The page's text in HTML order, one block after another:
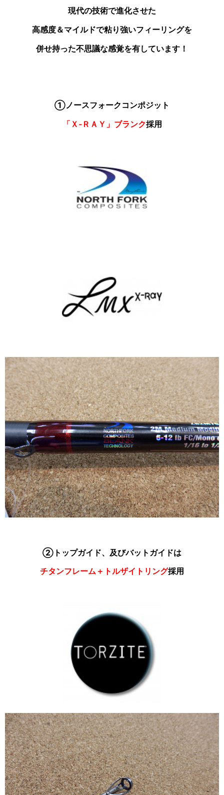
現代の技術で進化させた
高感度＆マイルドで粘り強いフィーリングを
併せ持った不思議な感覚を有しています！
①ノースフォークコンポジット
「Ｘ‐ＲＡＹ」ブランク採用
②トップガイド、及びバットガイドは
チタンフレーム＋トルザイトリング採用